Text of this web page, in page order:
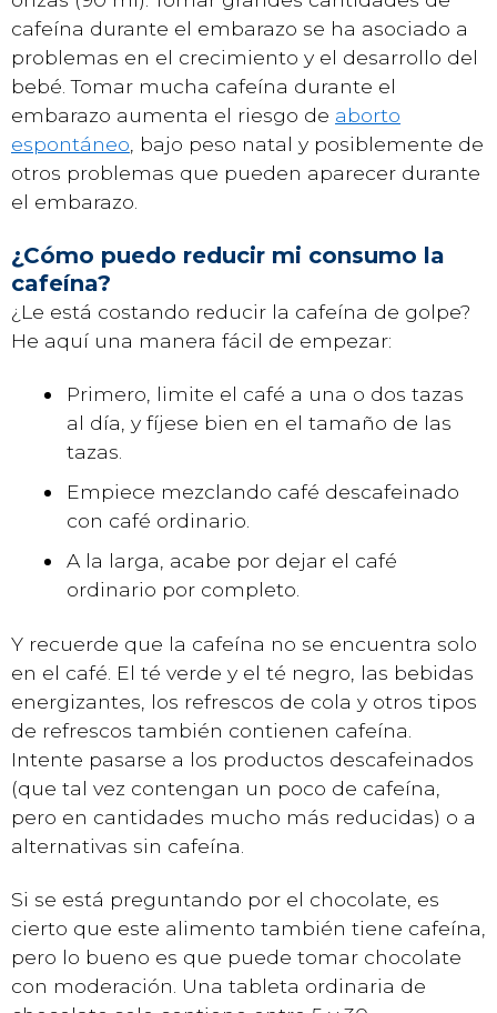
cafeína durante el embarazo se ha asociado a
problemas en el crecimiento y el desarrollo del
bebé. Tomar mucha cafeína durante el
embarazo aumenta el riesgo de aborto
espontáneo , bajo peso natal y posiblemente de
otros problemas que pueden aparecer durante
el embarazo.
¿Cómo puedo reducir mi consumo la
cafeína?
¿Le está costando reducir la cafeína de golpe?
He aquí una manera fácil de empezar:
Primero, limite el café a una o dos tazas
al día, y fíjese bien en el tamaño de las
tazas.
Empiece mezclando café descafeinado
con café ordinario.
A la larga, acabe por dejar el café
ordinario por completo.
Y recuerde que la cafeína no se encuentra solo
en el café. El té verde y el té negro, las bebidas
energizantes, los refrescos de cola y otros tipos
de refrescos también contienen cafeína.
Intente pasarse a los productos descafeinados
(que tal vez contengan un poco de cafeína,
pero en cantidades mucho más reducidas) o a
alternativas sin cafeína.
Si se está preguntando por el chocolate, es
cierto que este alimento también tiene cafeína,
pero lo bueno es que puede tomar chocolate
con moderación. Una tableta ordinaria de